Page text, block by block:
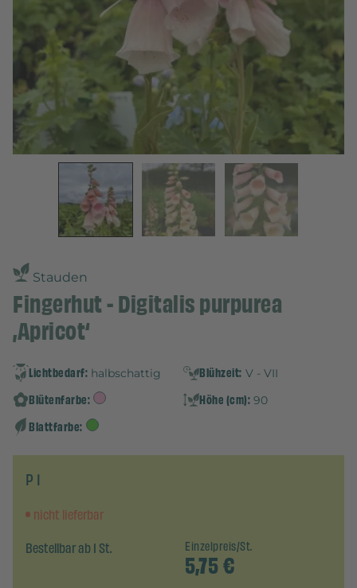
Stauden
Fingerhut - Digitalis purpurea
‚Apricot‘
Lichtbedarf: halbschattig Blühzeit: V - VII
Blütenfarbe: Höhe (cm): 90
Blattfarbe:
P 1
nicht lieferbar
Bestellbar ab 1 St.
Einzelpreis/St.
5,75€